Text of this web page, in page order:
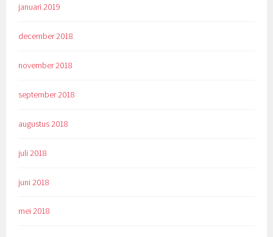
januari 2019
december 2018
november 2018
september 2018
augustus 2018
juli 2018
juni 2018
mei 2018